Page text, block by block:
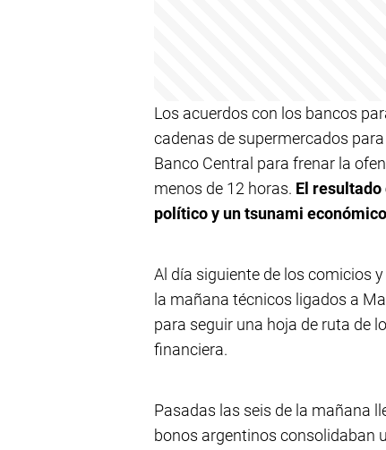
Los acuerdos con los bancos
cadenas de supermercados
Banco Central para frenar la
menos de 12 horas. El
político y un tsunami
Al día siguiente de los comicios
la mañana técnicos ligados a
para seguir una hoja de ruta de
financiera.
Pasadas las seis de la mañana
bonos argentinos consolidaban